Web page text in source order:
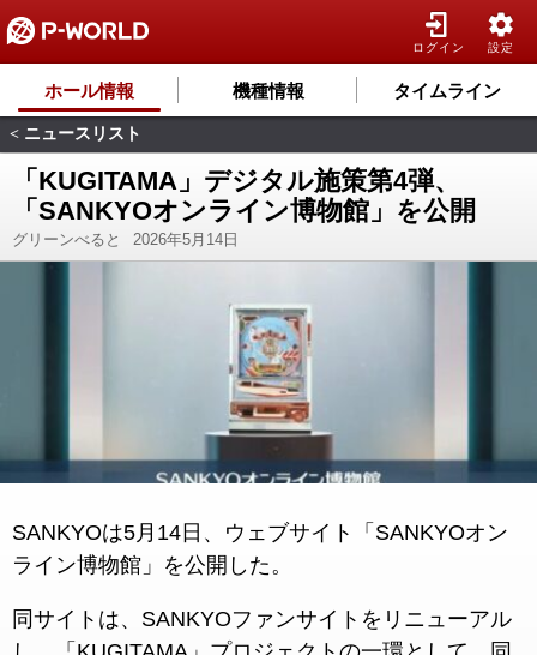
ログイン 設定
ホール情報 機種情報 タイムライン
< ニュースリスト
「KUGITAMA」デジタル施策第4弾、
「SANKYOオンライン博物館」を公開
グリーンべると 2026年5月14日
SANKYOは5月14日、ウェブサイト「SANKYOオン
ライン博物館」を公開した。
同サイトは、SANKYOファンサイトをリニューアル